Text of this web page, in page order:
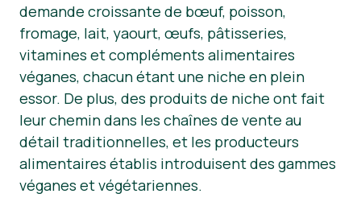
demande croissante de bœuf, poisson,
fromage, lait, yaourt, œufs, pâtisseries,
vitamines et compléments alimentaires
véganes, chacun étant une niche en plein
essor. De plus, des produits de niche ont fait
leur chemin dans les chaînes de vente au
détail traditionnelles, et les producteurs
alimentaires établis introduisent des gammes
véganes et végétariennes.